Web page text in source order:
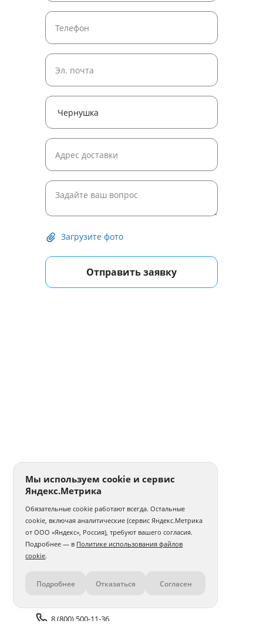
Загрузите фото
Отправить заявку
Контакты
8 (800) 500-11-36
Мы используем cookie и сервис
Яндекс.Метрика
Обязательные cookie работают всегда. Остальные
cookie, включая аналитические (сервис Яндекс.Метрика
от ООО «Яндекс», Россия), требуют вашего согласия.
Подробнее — в Политике использования файлов
cookie.
Подробнее Отказаться Согласен